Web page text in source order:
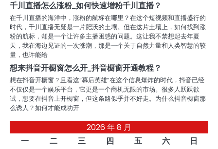
千川直播怎么涨粉_如何快速增粉千川直播？
在千川直播的海洋中，涨粉的航标在哪里？在这个短视频和直播盛行的
时代，千川直播无疑是一片肥沃的土壤。但在这片土壤上，如何找到涨
粉的航标，却是一个让许多主播困惑的问题。这让我不禁想起去年夏
天，我在海边见证的一次涨潮，那是一个关于自然力量和人类智慧的较
量，也许能给
想来抖音开橱窗怎么开_抖音橱窗开通教程？
想在抖音开橱窗？且看这“幕后英雄”在这个信息爆炸的时代，抖音已经
不仅仅是一个娱乐平台，它更是一个商机无限的市场。很多人跃跃欲
试，想要在抖音上开橱窗，但这条路似乎并不好走。为什么抖音橱窗那
么诱人？如何才能成功开
2026 年 8 月
一
二 三 四 五 六
日